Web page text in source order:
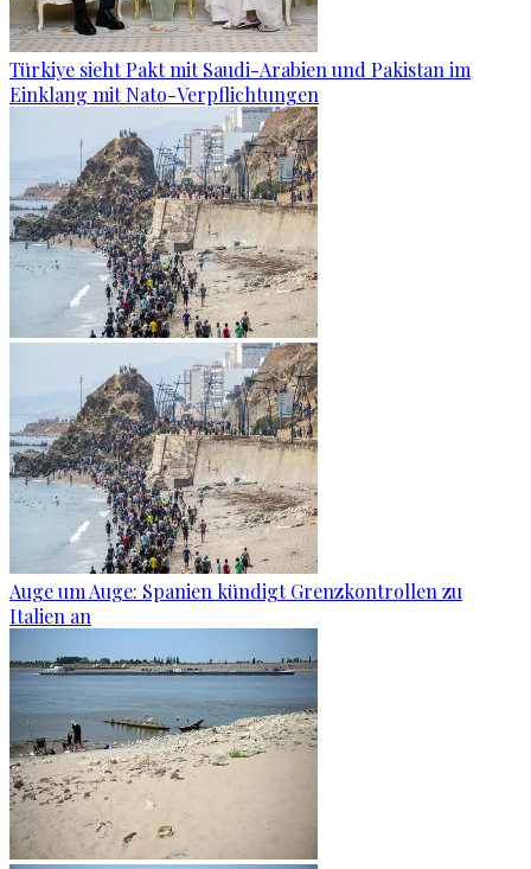
Türkiye sieht Pakt mit Saudi-Arabien und Pakistan im
Einklang mit Nato-Verpflichtungen
Auge um Auge: Spanien kündigt Grenzkontrollen zu
Italien an